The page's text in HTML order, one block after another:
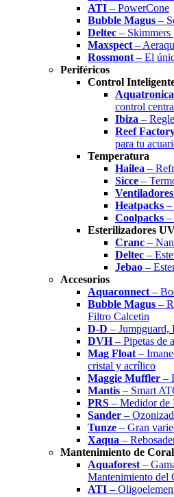
ATI – PowerCone
Bubble Magus –
Deltec – Skimmers
Maxspect –
Rossmont – El
Periféricos
Control
Aquatronica
control
Ibiza –
Reef
para tu
Temperatura
Hailea –
Sicce –
Ventiladores
Heatpacks –
Coolpacks –
Esterilizadores
Cranc –
Deltec –
Jebao –
Accesorios
Aquaconnect –
Bubble Magus –
Filtro Calcetin
D-D – Jumpguard,
DVH– Pipetas de
Mag Float –
cristal y acrílico
Maggie Muffler –
Mantis – Smart
PRS – Medidor de
Sander –
Tunze – Gran
Xaqua –
Mantenimiento de
Aquaforest –
Mantenimiento del
ATI –